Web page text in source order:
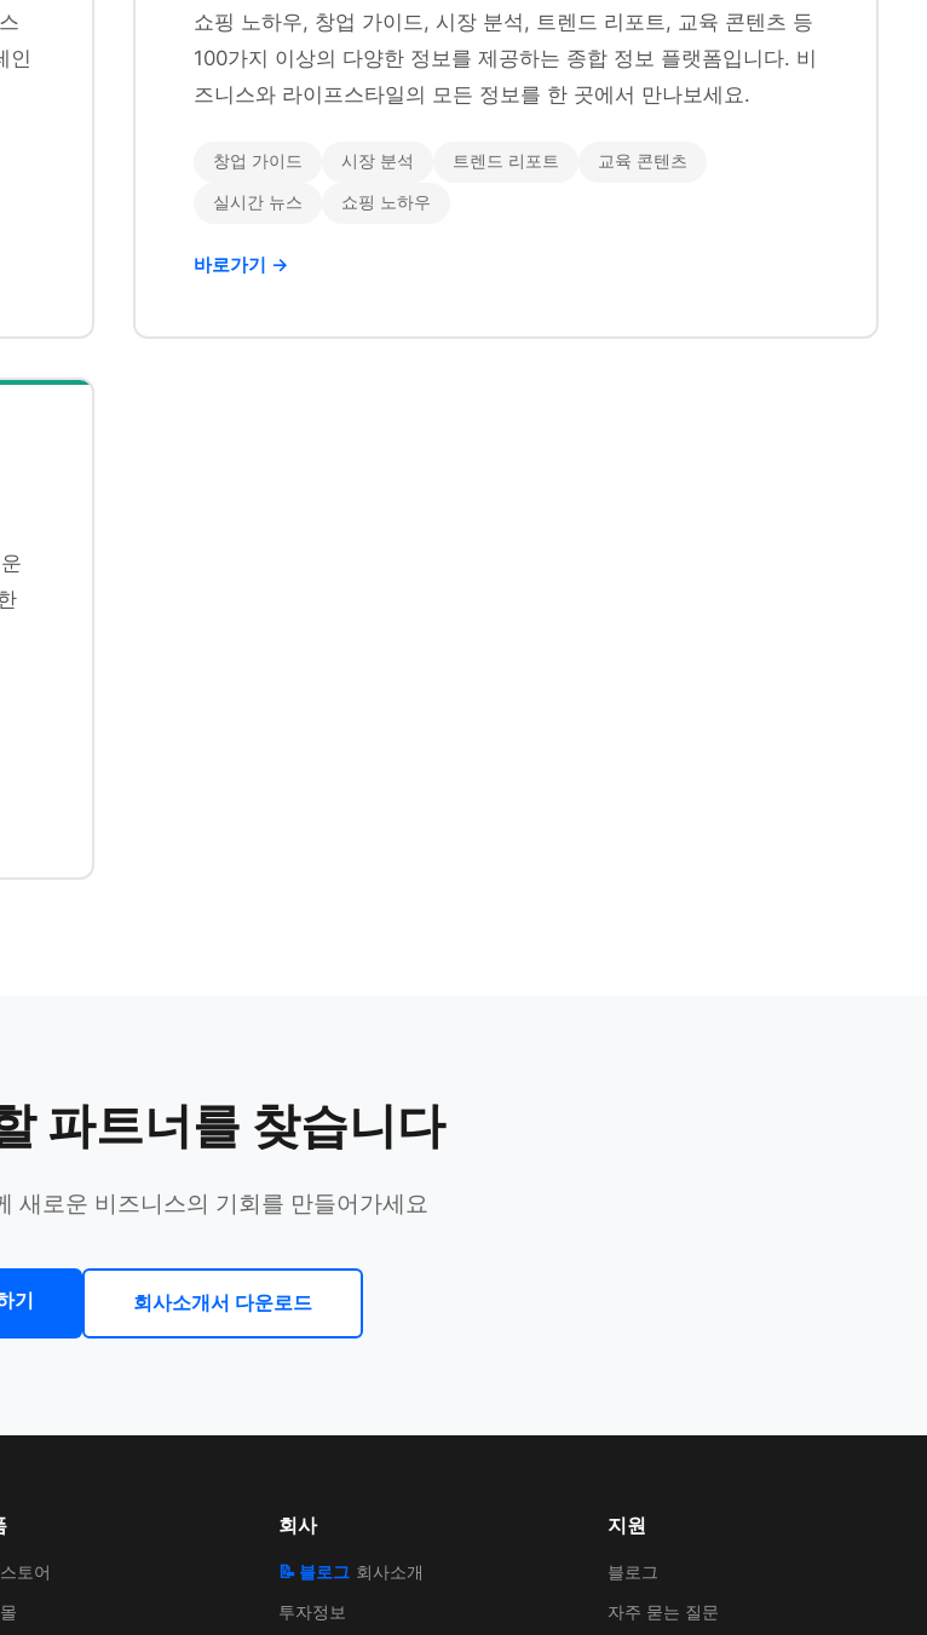
인
쇼핑 노하우, 창업 가이드, 시장 분석, 트렌드 리포트, 교육 콘텐츠 등
100가지 이상의 다양한 정보를 제공하는 종합 정보 플랫폼입니다. 비
즈니스와 라이프스타일의 모든 정보를 한 곳에서 만나보세요.
창업 가이드 시장 분석 트렌드 리포트 교육 콘텐츠
실시간 뉴스 쇼핑 노하우
바로가기 →
파트너를 찾습니다
새로운 비즈니스의 기회를 만들어가세요
기 회사소개서 다운로드
토어
회사
📝 블로그 회사소개
투자정보
지원
블로그
자주 묻는 질문